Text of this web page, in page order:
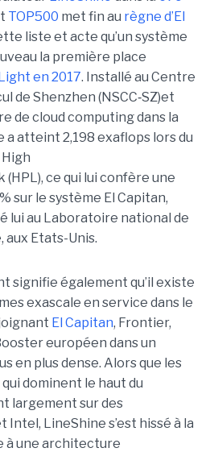
TOP500 met fin au règne d’El
liste et acte qu’un système
la première place
en 2017. Installé au Centre
de Shenzhen (NSCC‑SZ)et
de cloud computing dans la
a atteint 2,198 exaflops lors du
ce qui lui confère une
sur le système El Capitan,
lui au Laboratoire national de
Etats-Unis.
signifie également qu’il existe
exascale en service dans le
El Capitan, Frontier,
européen dans un
en plus dense. Alors que les
dominent le haut du
largement sur des
LineShine s’est hissé à la
à une architecture